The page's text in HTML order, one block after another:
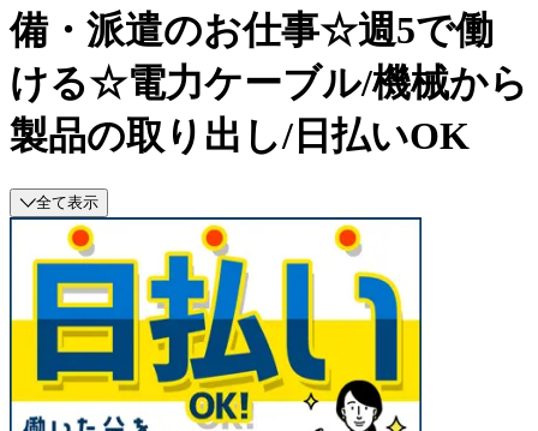
備・派遣のお仕事☆週5で働
ける☆電力ケーブル/機械から
製品の取り出し/日払いOK
全て表示